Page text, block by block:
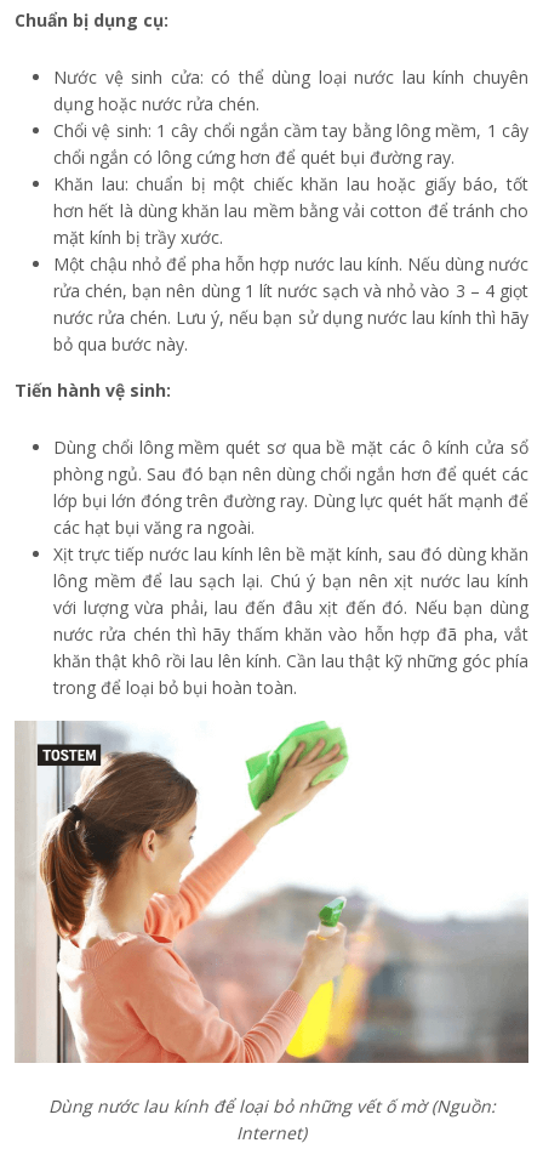
Chuẩn bị dụng cụ:
Nước vệ sinh cửa: có thể dùng loại nước lau kính chuyên
dụng hoặc nước rửa chén.
Chổi vệ sinh: 1 cây chổi ngắn cầm tay bằng lông mềm, 1 cây
chổi ngắn có lông cứng hơn để quét bụi đường ray.
Khăn lau: chuẩn bị một chiếc khăn lau hoặc giấy báo, tốt
hơn hết là dùng khăn lau mềm bằng vải cotton để tránh cho
mặt kính bị trầy xước.
Một chậu nhỏ để pha hỗn hợp nước lau kính. Nếu dùng nước
rửa chén, bạn nên dùng 1 lít nước sạch và nhỏ vào 3 – 4 giọt
nước rửa chén. Lưu ý, nếu bạn sử dụng nước lau kính thì hãy
bỏ qua bước này.
Tiến hành vệ sinh:
Dùng chổi lông mềm quét sơ qua bề mặt các ô kính cửa sổ
phòng ngủ. Sau đó bạn nên dùng chổi ngắn hơn để quét các
lớp bụi lớn đóng trên đường ray. Dùng lực quét hất mạnh để
các hạt bụi văng ra ngoài.
Xịt trực tiếp nước lau kính lên bề mặt kính, sau đó dùng khăn
lông mềm để lau sạch lại. Chú ý bạn nên xịt nước lau kính
với lượng vừa phải, lau đến đâu xịt đến đó. Nếu bạn dùng
nước rửa chén thì hãy thấm khăn vào hỗn hợp đã pha, vắt
khăn thật khô rồi lau lên kính. Cần lau thật kỹ những góc phía
trong để loại bỏ bụi hoàn toàn.
Dùng nước lau kính để loại bỏ những vết ố mờ (Nguồn:
Internet)